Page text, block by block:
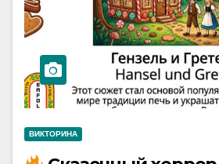
ВИКТОРИНА